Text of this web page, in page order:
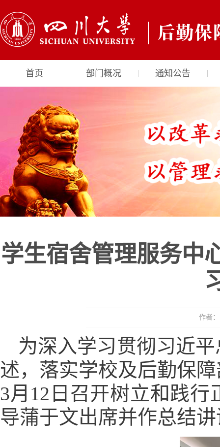
首页 部门概况 通知公告
学生宿舍管理服务中
作者
为深入学习贯彻习近
述，落实学校及后勤保
3月12日召开树立和践
导蒲于文出席并作总结